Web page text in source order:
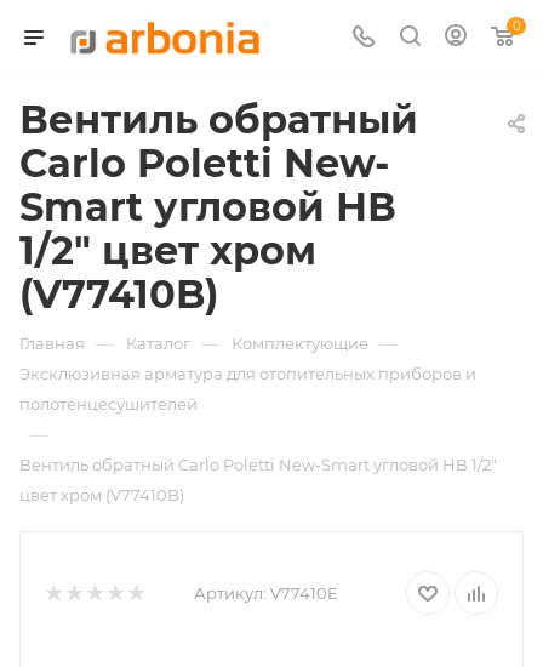
0
Вентиль обратный
Carlo Poletti New-
Smart угловой НВ
1/2" цвет хром
(V77410B)
Главная — Каталог — Комплектующие —
Эксклюзивная арматура для отопительных приборов и
полотенцесушителей
—
Вентиль обратный Carlo Poletti New-Smart угловой НВ 1/2"
цвет хром (V77410B)
Артикул: V77410E